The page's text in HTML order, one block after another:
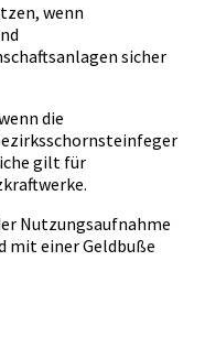
wenn
sicher
die
gilt für
Nutzungsaufnahme
mit einer Geldbuße